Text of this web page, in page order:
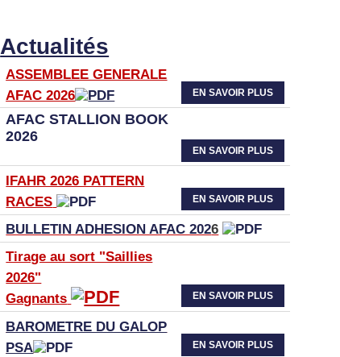
Actualités
ASSEMBLEE GENERALE
AFAC 2026
EN SAVOIR PLUS
AFAC STALLION BOOK
2026
EN SAVOIR PLUS
IFAHR 2026 PATTERN
RACES
EN SAVOIR PLUS
BULLETIN ADHESION AFAC 2026
Tirage au sort "Saillies
2026"
Gagnants
EN SAVOIR PLUS
BAROMETRE DU GALOP
PSA
EN SAVOIR PLUS